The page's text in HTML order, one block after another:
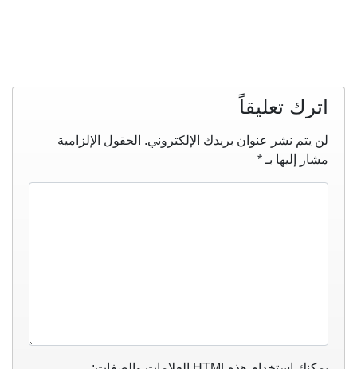
اترك تعليقاً
لن يتم نشر عنوان بريدك الإلكتروني. الحقول الإلزامية
مشار إليها بـ *